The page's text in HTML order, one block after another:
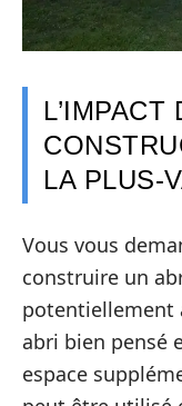
L’IMPACT
LA PLUS-
Vous vous
construire un
potentiellement
abri bien pensé
espace